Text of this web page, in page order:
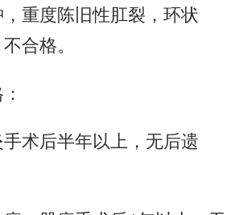
重度陈旧性肛裂，环状
合格。
手术后半年以上，无后遗